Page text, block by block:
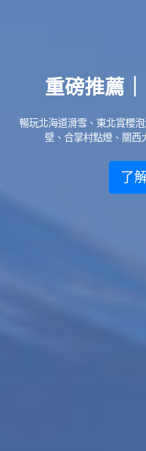
重磅推薦
暢玩北海道滑雪、東北賞櫻
壁、合掌村點燈、關西
了